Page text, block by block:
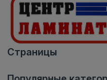
Страницы